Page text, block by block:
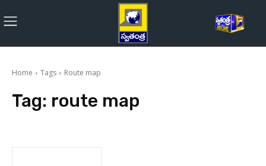
Home Tags Route map
Tag: route map